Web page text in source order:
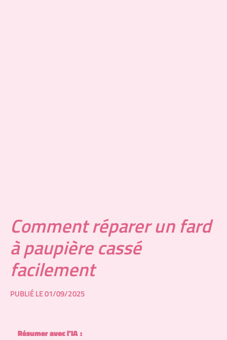
Comment réparer un fard
à paupière cassé
facilement
PUBLIÉ LE 01/09/2025
Résumer avec l'IA :